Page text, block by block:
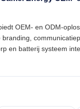
OEM- en ODM-
en batterij systeem